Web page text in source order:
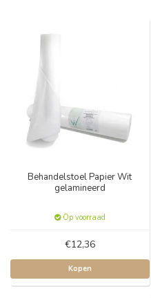
Behandelstoel Papier Wit
gelamineerd
Op voorraad
€12,36
Kopen